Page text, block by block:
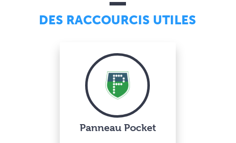
DES RACCOURCIS UTILES
Panneau Pocket